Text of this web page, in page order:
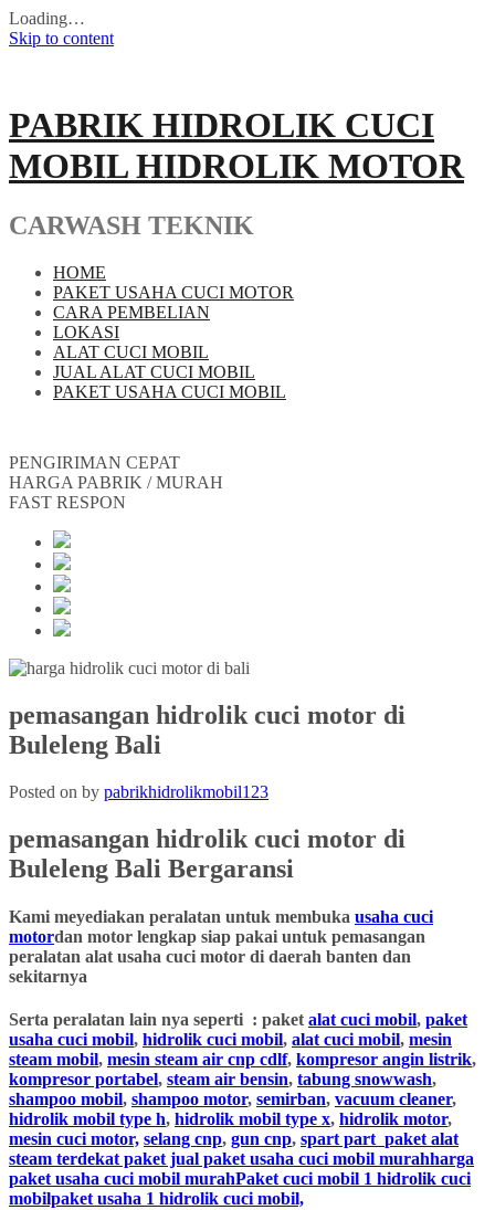
Loading…
Skip to content
PABRIK HIDROLIK CUCI
MOBIL HIDROLIK MOTOR
CARWASH TEKNIK
HOME
PAKET USAHA CUCI MOTOR
CARA PEMBELIAN
LOKASI
ALAT CUCI MOBIL
JUAL ALAT CUCI MOBIL
PAKET USAHA CUCI MOBIL
PENGIRIMAN CEPAT
HARGA PABRIK / MURAH
FAST RESPON
pemasangan hidrolik cuci motor di
Buleleng Bali
Posted on by pabrikhidrolikmobil123
pemasangan hidrolik cuci motor di
Buleleng Bali Bergaransi
Kami meyediakan peralatan untuk membuka usaha cuci
motordan motor lengkap siap pakai untuk pemasangan
peralatan alat usaha cuci motor di daerah banten dan
sekitarnya
Serta peralatan lain nya seperti : paket alat cuci mobil, paket
usaha cuci mobil, hidrolik cuci mobil, alat cuci mobil, mesin
steam mobil, mesin steam air cnp cdlf, kompresor angin listrik,
kompresor portabel, steam air bensin, tabung snowwash,
shampoo mobil, shampoo motor, semirban, vacuum cleaner,
hidrolik mobil type h, hidrolik mobil type x, hidrolik motor,
mesin cuci motor, selang cnp, gun cnp, spart part paket alat
steam terdekat paket jual paket usaha cuci mobil murahharga
paket usaha cuci mobil murahPaket cuci mobil 1 hidrolik cuci
mobilpaket usaha 1 hidrolik cuci mobil,